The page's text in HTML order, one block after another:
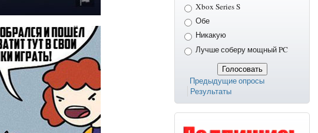
Xbox Series S
Обе
Никакую
Лучше соберу мощный PC
Предыдущие опросы
Результаты